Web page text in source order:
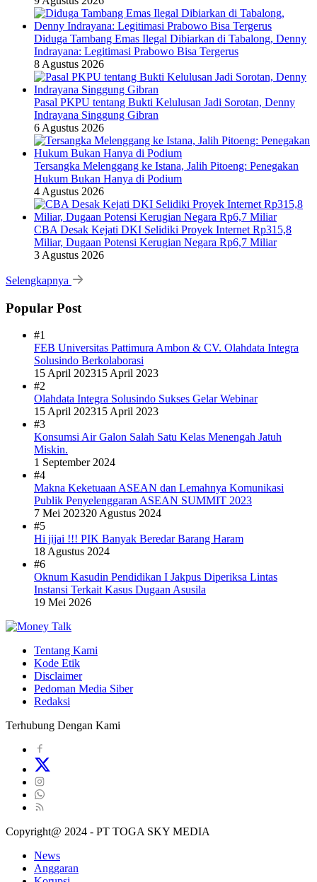
Diduga Tambang Emas Ilegal Dibiarkan di Tabalong, Denny
Indrayana: Legitimasi Prabowo Bisa Tergerus
8 Agustus 2026
Pasal PKPU tentang Bukti Kelulusan Jadi Sorotan, Denny
Indrayana Singgung Gibran
6 Agustus 2026
Tersangka Melenggang ke Istana, Jalih Pitoeng: Penegakan
Hukum Bukan Hanya di Podium
4 Agustus 2026
CBA Desak Kejati DKI Selidiki Proyek Internet Rp315,8
Miliar, Dugaan Potensi Kerugian Negara Rp6,7 Miliar
3 Agustus 2026
Selengkapnya
Popular Post
#1
FEB Universitas Pattimura Ambon & CV. Olahdata Integra
Solusindo Berkolaborasi
15 April 202315 April 2023
#2
Olahdata Integra Solusindo Sukses Gelar Webinar
15 April 202315 April 2023
#3
Konsumsi Air Galon Salah Satu Kelas Menengah Jatuh
Miskin.
1 September 2024
#4
Makna Keketuaan ASEAN dan Lemahnya Komunikasi
Publik Penyelenggaran ASEAN SUMMIT 2023
7 Mei 202320 Agustus 2024
#5
Hi jijai !!! PIK Banyak Beredar Barang Haram
18 Agustus 2024
#6
Oknum Kasudin Pendidikan I Jakpus Diperiksa Lintas
Instansi Terkait Kasus Dugaan Asusila
19 Mei 2026
Tentang Kami
Kode Etik
Disclaimer
Pedoman Media Siber
Redaksi
Terhubung Dengan Kami
Copyright@ 2024 - PT TOGA SKY MEDIA
News
Anggaran